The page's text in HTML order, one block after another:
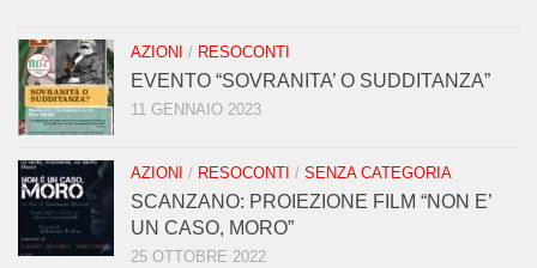
AZIONI / RESOCONTI
EVENTO “SOVRANITA’ O SUDDITANZA”
11 GENNAIO 2023
AZIONI / RESOCONTI / SENZA CATEGORIA
SCANZANO: PROIEZIONE FILM “NON E’
UN CASO, MORO”
25 OTTOBRE 2022